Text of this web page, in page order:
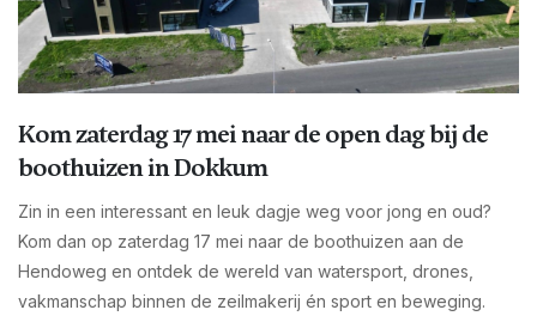
Kom zaterdag 17 mei naar de open dag bij de
boothuizen in Dokkum
Zin in een interessant en leuk dagje weg voor jong en oud?
Kom dan op zaterdag 17 mei naar de boothuizen aan de
Hendoweg en ontdek de wereld van watersport, drones,
vakmanschap binnen de zeilmakerij én sport en beweging.